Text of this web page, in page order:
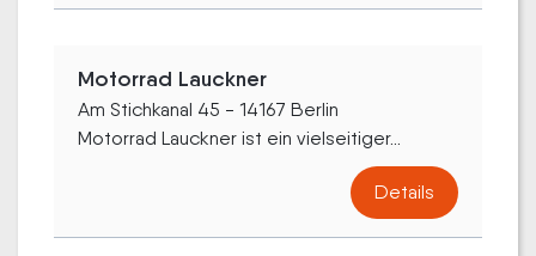
Motorrad Lauckner
Am Stichkanal 45 - 14167 Berlin
Motorrad Lauckner ist ein vielseitiger...
Details